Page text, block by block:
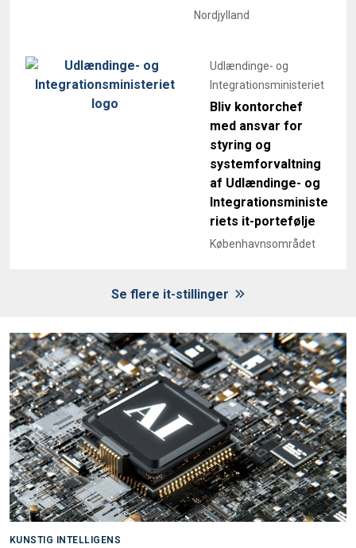
Nordjylland
Udlændinge- og
Integrationsministeriet
Bliv kontorchef
med ansvar for
styring og
systemforvaltning
af Udlændinge- og
Integrationsministe
riets it-portefølje
Københavnsområdet
Se flere it-stillinger
KUNSTIG INTELLIGENS